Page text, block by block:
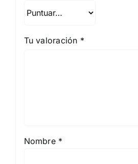
Tu valoración *
Nombre *